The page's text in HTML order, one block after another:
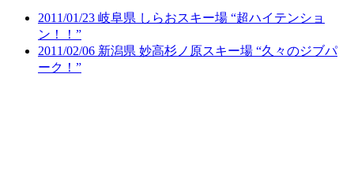
2011/01/23 岐阜県 しらおスキー場 “超ハイテンショ
ン！！”
2011/02/06 新潟県 妙高杉ノ原スキー場 “久々のジブパ
ーク！”